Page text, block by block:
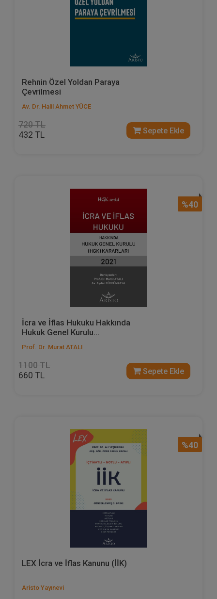
Rehnin Özel Yoldan Paraya
Çevrilmesi
Av. Dr. Halil Ahmet YÜCE
720 TL
432 TL Sepete Ekle
%40
İcra ve İflas Hukuku Hakkında
Hukuk Genel Kurulu...
Prof. Dr. Murat ATALI
1100 TL
660 TL Sepete Ekle
%40
LEX İcra ve İflas Kanunu (İİK)
Aristo Yayınevi